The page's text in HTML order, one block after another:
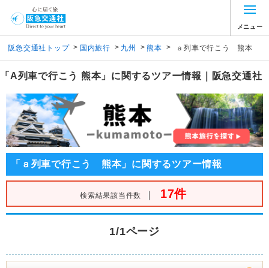
メニュー
阪急交通社トップ > 国内旅行 > 九州 > 熊本 > ａ列車で行こう 熊本
「A列車で行こう 熊本」に関するツアー情報｜阪急交通社
「ａ列車で行こう 熊本」に関するツアー情報
検索結果該当件数 ｜ 17件
1/1ページ